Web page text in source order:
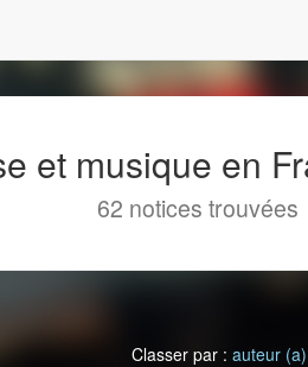
et musique en
62 notices trouvées
Classer par :auteur (a)